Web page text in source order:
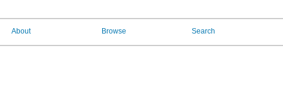
About Browse Search